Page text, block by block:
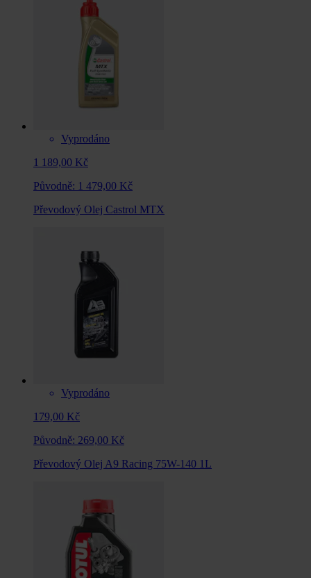
Vyprodáno
1 189,00 Kč
Původně: 1 479,00 Kč
Převodový Olej Castrol MTX
Vyprodáno
179,00 Kč
Původně: 269,00 Kč
Převodový Olej A9 Racing 75W-140 1L